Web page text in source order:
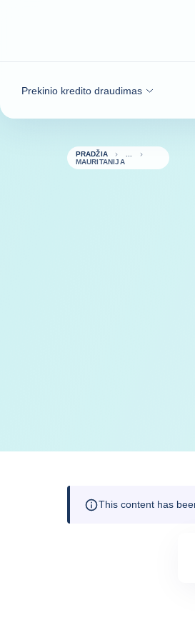
Prekinio kredito draudimas
PRADŽIA
MAURITANIJA
This content has